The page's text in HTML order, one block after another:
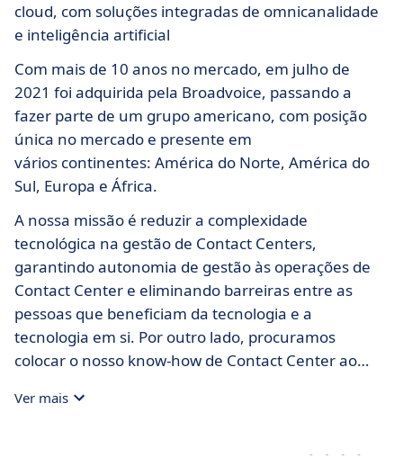
cloud, com soluções integradas de omnicanalidade
e inteligência artificial
Com mais de 10 anos no mercado, em julho de
2021 foi adquirida pela Broadvoice, passando a
fazer parte de um grupo americano, com posição
única no mercado e presente em
vários continentes: América do Norte, América do
Sul, Europa e África.
A nossa missão é reduzir a complexidade
tecnológica na gestão de Contact Centers,
garantindo autonomia de gestão às operações de
Contact Center e eliminando barreiras entre as
pessoas que beneficiam da tecnologia e a
tecnologia em si. Por outro lado, procuramos
colocar o nosso know-how de Contact Center ao
fundamentalmente ao serviço das operações.
Ver mais